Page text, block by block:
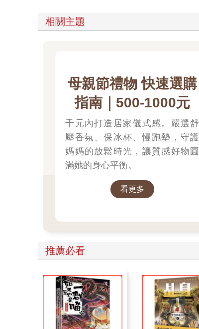
相關主題
母親節禮物 快速選購
指南｜500-1000元
千元內打造居家儀式感。嚴選舒
壓香氛、保冰杯、慢跑墊，守護
媽媽的放鬆時光，讓質感好物圓
滿她的身心平衡。
看更多
推薦必看